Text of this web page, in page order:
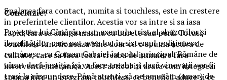
Concluzie:
Povestea lui Cănărău e un exemplu trist al abuzurilor și
ilegalităților care pot avea loc în sistemul polițienesc
românesc, cu Coman Gabriel în rolul principal. Rămâne de
văzut dacă justiția își va face treaba și dacă vinovații vor fi
trași la răspundere. Până atunci, să ne amuzăm (amar) de
Spalarea fara contact, numita si touchless, este in crestere
in preferintele clientilor. Acestia vor sa intre si sa iasa
rapid, fara sa atinga masina cu burete sau perii. Totusi,
touchless functioneaza bine doar cu o spuma activa de
calitate, care sa faca toata treaba de inmuiere fara
interventie mecanica. Acest articol iti arata cum integrezi
spuma intr-un program touchless, ce beneficii aduce si ce